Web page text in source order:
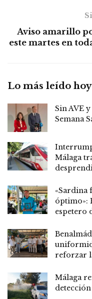
Aviso amarillo
este martes en
Lo más leído hoy
Sin AVE
Semana
Málaga
«Sardina
óptimo»:
espetero
reforzar
Málaga